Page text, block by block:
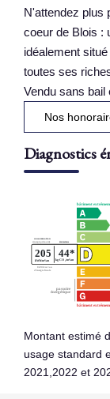
N'attendez plus
coeur de Blois :
idéalement
toutes ses
Vendu sans bail
Nos
Diagnostics
Montant estimé
usage standard
2021,2022 et